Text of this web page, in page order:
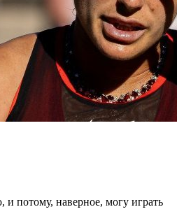
и потому, наверное, могу играть